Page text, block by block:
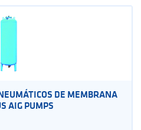
DE MEMBRANA
AIG PUMPS